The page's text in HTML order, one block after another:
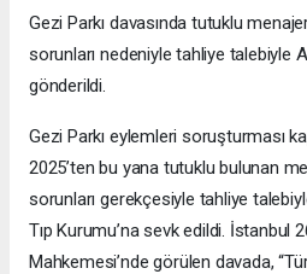
Gezi Parkı davasında tutuklu
sorunları nedeniyle tahliye talebiyle
gönderildi.
Gezi Parkı eylemleri soruşturması
2025’ten bu yana tutuklu bulunan
sorunları gerekçesiyle tahliye
Tıp Kurumu’na sevk edildi. İstanbul
Mahkemesi’nde görülen davada,